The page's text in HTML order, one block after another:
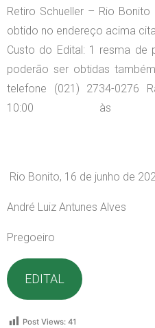
Retiro Schueller – Rio
obtido no endereço acima
Custo do Edital: 1 resma de
poderão ser obtidas
telefone (021) 2734-0276
10:00 às
Rio Bonito, 16 de junho de
André Luiz Antunes Alves
Pregoeiro
EDITAL
Post Views: 41